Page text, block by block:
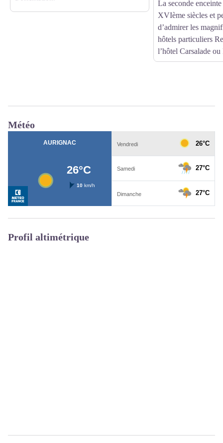
La seconde
XVIème siècles et
d’admirer les
hôtels particuliers
l’hôtel Carsalade
Météo
Profil altimétrique